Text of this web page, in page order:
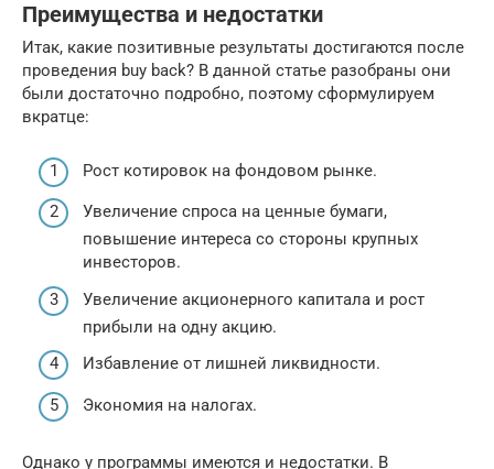
Преимущества и недостатки
Итак, какие позитивные результаты достигаются после
проведения buy back? В данной статье разобраны они
были достаточно подробно, поэтому сформулируем
вкратце:
Рост котировок на фондовом рынке.
Увеличение спроса на ценные бумаги,
повышение интереса со стороны крупных
инвесторов.
Увеличение акционерного капитала и рост
прибыли на одну акцию.
Избавление от лишней ликвидности.
Экономия на налогах.
Однако у программы имеются и недостатки. В